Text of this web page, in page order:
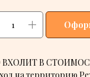
ВХОЛИТ В